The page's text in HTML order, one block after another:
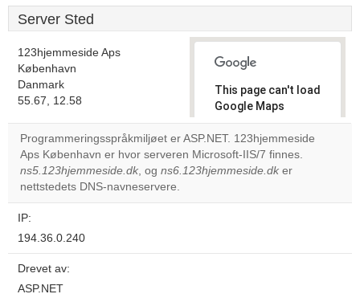
Server Sted
123hjemmeside Aps
København
Danmark
55.67, 12.58
This page can't load
Google Maps
correctly.
Do you
own this
Programmeringsspråkmiljøet er ASP.NET. 123hjemmeside
Aps København er hvor serveren Microsoft-IIS/7 finnes.
ns5.123hjemmeside.dk, og ns6.123hjemmeside.dk er
nettstedets DNS-navneservere.
IP:
194.36.0.240
Drevet av:
ASP.NET